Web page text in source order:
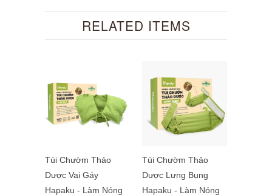
RELATED ITEMS
Túi Chườm Thảo
Dược Vai Gáy
Hapaku - Làm Nóng
Túi Chườm Thảo
Dược Lưng Bụng
Hapaku - Làm Nóng